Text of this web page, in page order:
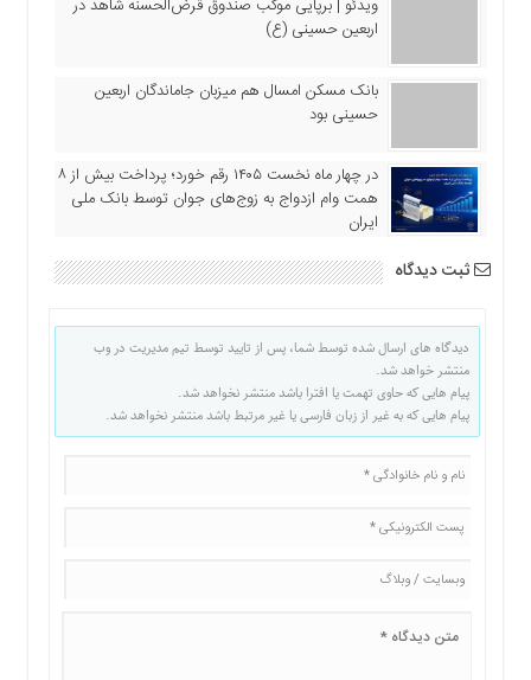
ویدئو | برپایی موکب صندوق قرض‌الحسنه شاهد در
اربعین حسینی (ع)
بانک مسکن امسال هم میزبان جاماندگان اربعین
حسینی بود
در چهار ماه نخست ۱۴۰۵ رقم خورد؛ پرداخت بیش از ۸
همت وام ازدواج به زوج‌های جوان توسط بانک ملی
ایران
ثبت دیدگاه
دیدگاه های ارسال شده توسط شما، پس از تایید توسط تیم مدیریت در وب
منتشر خواهد شد.
پیام هایی که حاوی تهمت یا افترا باشد منتشر نخواهد شد.
پیام هایی که به غیر از زبان فارسی یا غیر مرتبط باشد منتشر نخواهد شد.